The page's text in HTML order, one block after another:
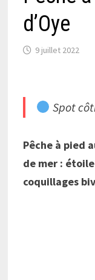
d’Oye
9 juillet 2022
Spot
Pêche à pied
de mer :
coquillages